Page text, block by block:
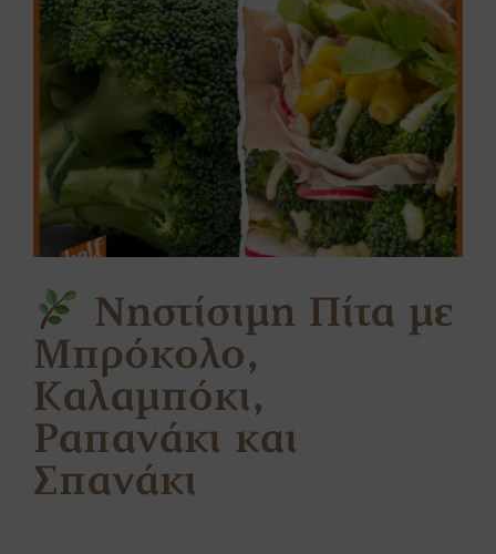
Νηστίσιμη Πίτα με
Μπρόκολο,
Καλαμπόκι,
Ραπανάκι και
Σπανάκι